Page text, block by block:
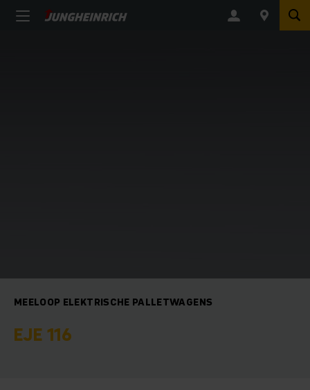
MEELOOP ELEKTRISCHE PALLETWAGENS
EJE 116